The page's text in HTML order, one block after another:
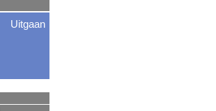
Uitgaan